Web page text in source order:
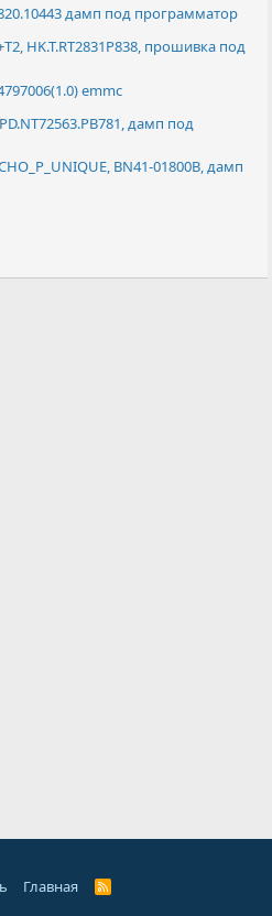
дамп под программатор
HK.T.RT2831P838, прошивка под
emmc
дамп под
BN41-01800B, дамп
почта
Главная
R